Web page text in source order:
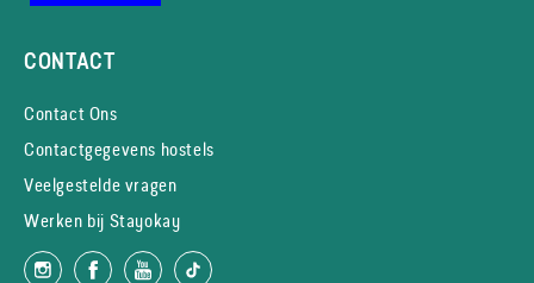
CONTACT
Contact Ons
Contactgegevens hostels
Veelgestelde vragen
Werken bij Stayokay